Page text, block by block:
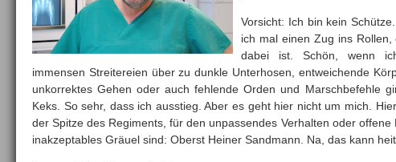
Vorsicht: Ich bin kein
ich mal einen Zug ins
dabei ist. Schön, wenn
immensen Streitereien über zu dunkle Unterhosen, entweichende
unkorrektes Gehen oder auch fehlende Orden und Marschbefehle
Keks. So sehr, dass ich ausstieg. Aber es geht hier nicht um mich.
der Spitze des Regiments, für den unpassendes Verhalten oder offene
inakzeptables Gräuel sind: Oberst Heiner Sandmann. Na, das kann